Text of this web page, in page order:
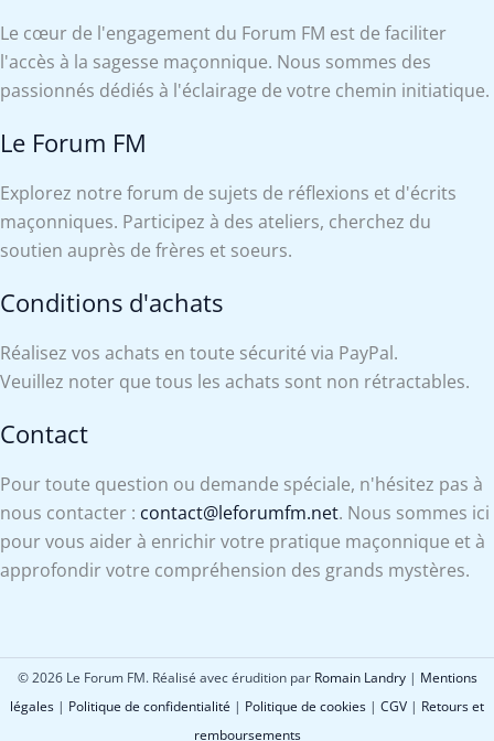
Le cœur de l'engagement du Forum FM est de faciliter
l'accès à la sagesse maçonnique. Nous sommes des
passionnés dédiés à l'éclairage de votre chemin initiatique.
Le Forum FM
Explorez notre forum de sujets de réflexions et d'écrits
maçonniques. Participez à des ateliers, cherchez du
soutien auprès de frères et soeurs.
Conditions d'achats
Réalisez vos achats en toute sécurité via PayPal.
Veuillez noter que tous les achats sont non rétractables.
Contact
Pour toute question ou demande spéciale, n'hésitez pas à
nous contacter : contact@leforumfm.net. Nous sommes ici
pour vous aider à enrichir votre pratique maçonnique et à
approfondir votre compréhension des grands mystères.
© 2026 Le Forum FM. Réalisé avec érudition par Romain Landry| Mentions
légales | Politique de confidentialité | Politique de cookies | CGV | Retours et
remboursements